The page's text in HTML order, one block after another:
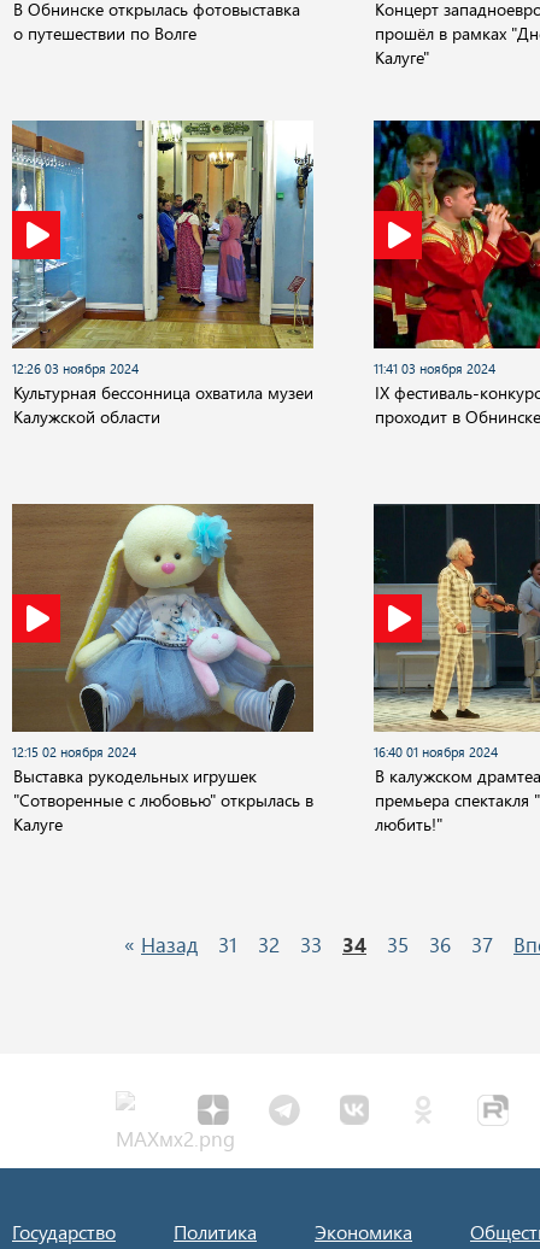
В Обнинске открылась фотовыставка
о путешествии по Волге
Концерт
прошёл в рамках
Калуге"
12:26 03 ноября 2024
Культурная бессонница охватила музеи
Калужской области
11:41 03 ноября 2024
IX фестиваль-
проходит в Обнинске
12:15 02 ноября 2024
Выставка рукодельных игрушек
"Сотворенные с любовью" открылась в
Калуге
16:40 01 ноября 2024
В калужском
премьера спектакля
любить!"
« Назад 31 32 33 34 35 36 37
Государство Политика Экономика